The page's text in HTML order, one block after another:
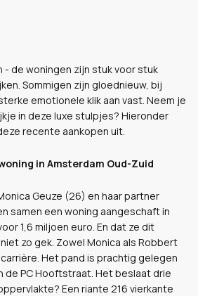
- de woningen zijn stuk voor stuk
Sommigen zijn gloednieuw, bij
emotionele klik aan vast. Neem je
in deze luxe stulpjes? Hieronder
recente aankopen uit.
in Amsterdam Oud-Zuid
Geuze (26) en haar partner
samen een woning aangeschaft in
1,6 miljoen euro. En dat ze dit
zo gek. Zowel Monica als Robbert
Het pand is prachtig gelegen
de PC Hooftstraat. Het beslaat drie
Een riante 216 vierkante